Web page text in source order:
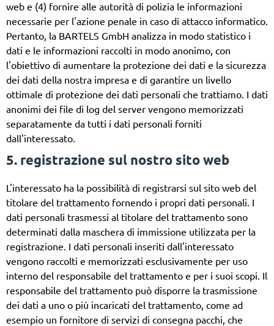
web e (4) fornire alle autorità di polizia le informazioni
necessarie per l'azione penale in caso di attacco informatico.
Pertanto, la BARTELS GmbH analizza in modo statistico i
dati e le informazioni raccolti in modo anonimo, con
l'obiettivo di aumentare la protezione dei dati e la sicurezza
dei dati della nostra impresa e di garantire un livello
ottimale di protezione dei dati personali che trattiamo. I dati
anonimi dei file di log del server vengono memorizzati
separatamente da tutti i dati personali forniti
dall'interessato.
5. registrazione sul nostro sito web
L'interessato ha la possibilità di registrarsi sul sito web del
titolare del trattamento fornendo i propri dati personali. I
dati personali trasmessi al titolare del trattamento sono
determinati dalla maschera di immissione utilizzata per la
registrazione. I dati personali inseriti dall'interessato
vengono raccolti e memorizzati esclusivamente per uso
interno del responsabile del trattamento e per i suoi scopi. Il
responsabile del trattamento può disporre la trasmissione
dei dati a uno o più incaricati del trattamento, come ad
esempio un fornitore di servizi di consegna pacchi, che